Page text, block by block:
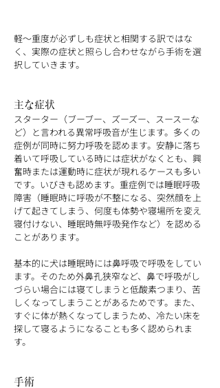
軽〜重度が必ずしも症状と相関する訳ではな
く、実際の症状と照らし合わせながら手術を選
択していきます。
主な症状
スターター（ブーブー、ズーズー、スースーな
ど）と言われる異常呼吸音が生じます。多くの
症例が同時に努力呼吸を認めます。安静に落ち
着いて呼吸している時には症状がなくとも、興
奮時または運動時に症状が現れるケースも多い
です。いびきも認めます。重症例では睡眠呼吸
障害（睡眠時に呼吸が不整になる、突然顔を上
げて起きてしまう、何度も体勢や寝場所を変え
寝付けない、睡眠時無呼吸発作など）を認める
ことがあります。
基本的に犬は睡眠時には鼻呼吸で呼吸をしてい
ます。そのため外鼻孔狭窄など、鼻で呼吸がし
づらい場合には寝てしまうと低酸素つまり、苦
しくなってしまうことがあるためです。また、
すぐに体が熱くなってしまうため、冷たい床を
探して寝るようになることも多く認められま
す。
手術